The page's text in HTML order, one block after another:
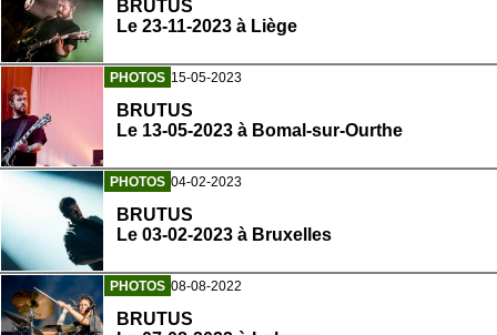
BRUTUS
Le 23-11-2023 à Liège
PHOTOS 15-05-2023
BRUTUS
Le 13-05-2023 à Bomal-sur-Ourthe
PHOTOS 04-02-2023
BRUTUS
Le 03-02-2023 à Bruxelles
PHOTOS 08-08-2022
BRUTUS